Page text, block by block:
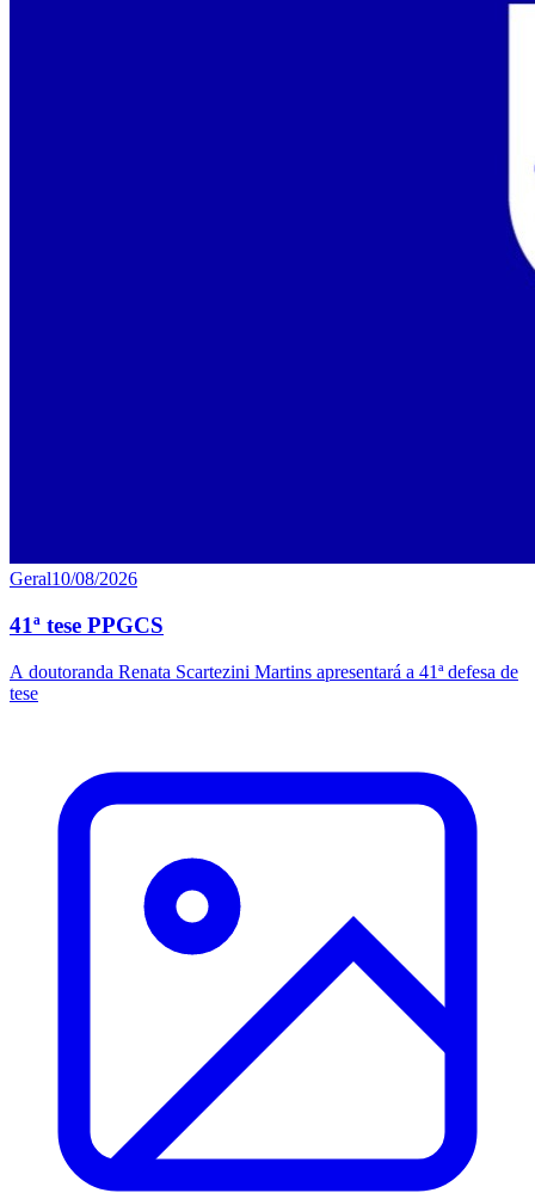
Geral10/08/2026
41ª tese PPGCS
A doutoranda Renata Scartezini Martins apresentará a 41ª defesa de
tese